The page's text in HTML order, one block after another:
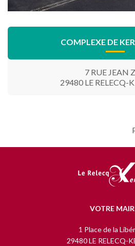
COMPLEXE DE
7 RUE JEAN
29480 LE RELECQ-
VOTRE
1 Place de la
29480 LE RELECQ-